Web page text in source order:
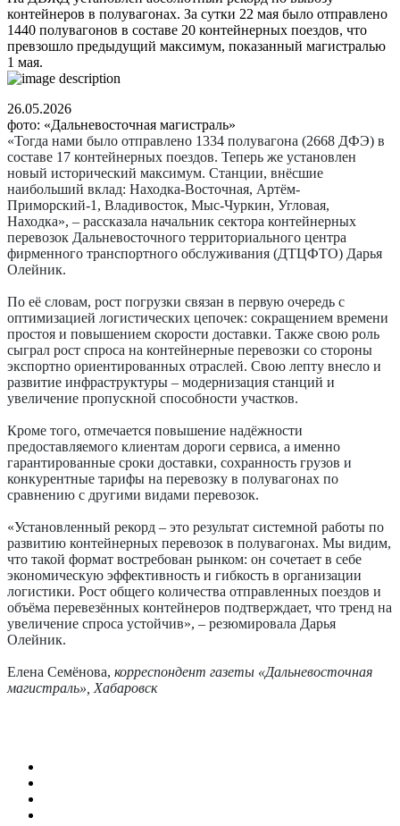
контейнеров в полувагонах. За сутки 22 мая было отправлено
1440 полувагонов в составе 20 контейнерных поездов, что
превзошло предыдущий максимум, показанный магистралью
1 мая.
26.05.2026
фото: «Дальневосточная магистраль»
«Тогда нами было отправлено 1334 полувагона (2668 ДФЭ) в
составе 17 контейнерных поездов. Теперь же установлен
новый исторический максимум. Станции, внёсшие
наибольший вклад: Находка-Восточная, Артём-
Приморский-1, Владивосток, Мыс-Чуркин, Угловая,
Находка», – рассказала начальник сектора контейнерных
перевозок Дальневосточного территориального центра
фирменного транспортного обслуживания (ДТЦФТО) Дарья
Олейник.
По её словам, рост погрузки связан в первую очередь с
оптимизацией логистических цепочек: сокращением времени
простоя и повышением скорости доставки. Также свою роль
сыграл рост спроса на контейнерные перевозки со стороны
экспортно ориентированных отраслей. Свою лепту внесло и
развитие инфраструктуры – модернизация станций и
увеличение пропускной способности участков.
Кроме того, отмечается повышение надёжности
предоставляемого клиентам дороги сервиса, а именно
гарантированные сроки доставки, сохранность грузов и
конкурентные тарифы на перевозку в полувагонах по
сравнению с другими видами перевозок.
«Установленный рекорд – это результат системной работы по
развитию контейнерных перевозок в полувагонах. Мы видим,
что такой формат востребован рынком: он сочетает в себе
экономическую эффективность и гибкость в организации
логистики. Рост общего количества отправленных поездов и
объёма перевезённых контейнеров подтверждает, что тренд на
увеличение спроса устойчив», – резюмировала ­Дарья
Олейник. ­
Елена ­Семёнова, корреспондент газеты «Дальне­восточная
магист­раль», Хабаровск